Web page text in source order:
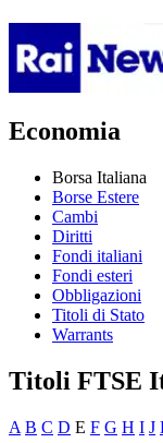
Economia
Borsa Italiana
Borse Estere
Cambi
Diritti
Fondi italiani
Fondi esteri
Obbligazioni
Titoli di Stato
Warrants
Titoli FTSE
A B C D E F G H I J